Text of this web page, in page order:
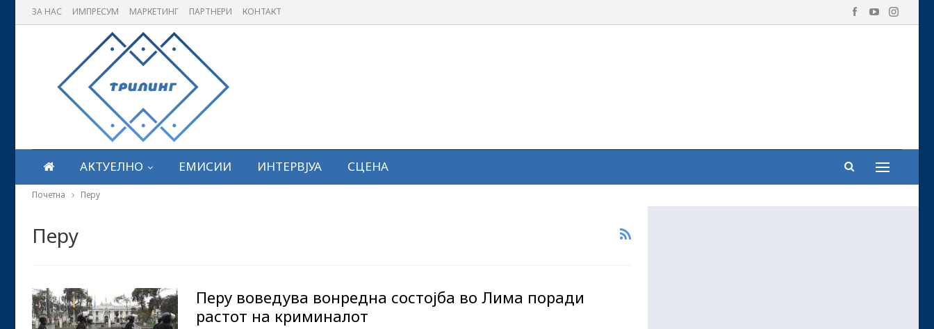
ЗА НАС ИМПРЕСУМ МАРКЕТИНГ ПАРТНЕРИ КОНТАКТ
АКТУЕЛНО ЕМИСИИ ИНТЕРВЈУА СЦЕНА
Почетна Перу
Перу
Перу воведува вонредна состојба во Лима поради
растот на криминалот